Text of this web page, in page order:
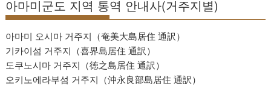
아마미군도 지역 통역 안내사(거주지별)
아마미 오시마 거주지（奄美大島居住 通訳）
기카이섬 거주지（喜界島居住 通訳）
도쿠노시마 거주지（徳之島居住 通訳）
오키노에라부섬 거주지（沖永良部島居住 通訳）